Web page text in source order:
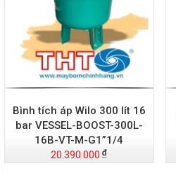
Bình tích áp Wilo 300 lít 16
bar VESSEL-BOOST-300L-
16B-VT-M-G1”1/4
20.390.000